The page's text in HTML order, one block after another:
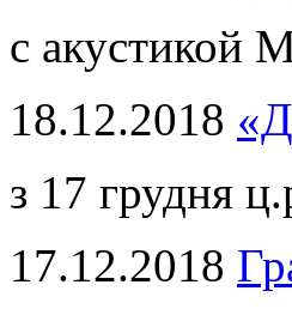
с акустикой
18.12.2018
з 17 грудня
17.12.2018